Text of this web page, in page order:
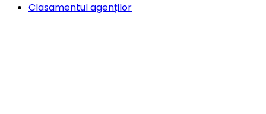
Clasamentul agenților